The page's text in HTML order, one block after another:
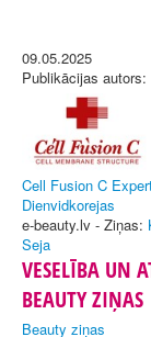
09.05.2025
Publikācijas autors:
Cell Fusion C
Dienvidkorejas
e-beauty.lv - Ziņas:
Seja
VESELĪBA UN
BEAUTY ZIŅAS
Beauty ziņas